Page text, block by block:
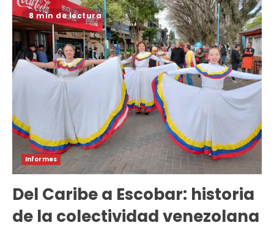
8 min de lectura
Informes
Del Caribe a Escobar: historia
de la colectividad venezolana